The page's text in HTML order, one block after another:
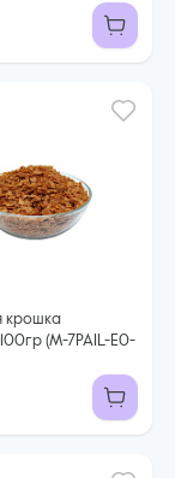
крошка
(M-7PAIL-E0-